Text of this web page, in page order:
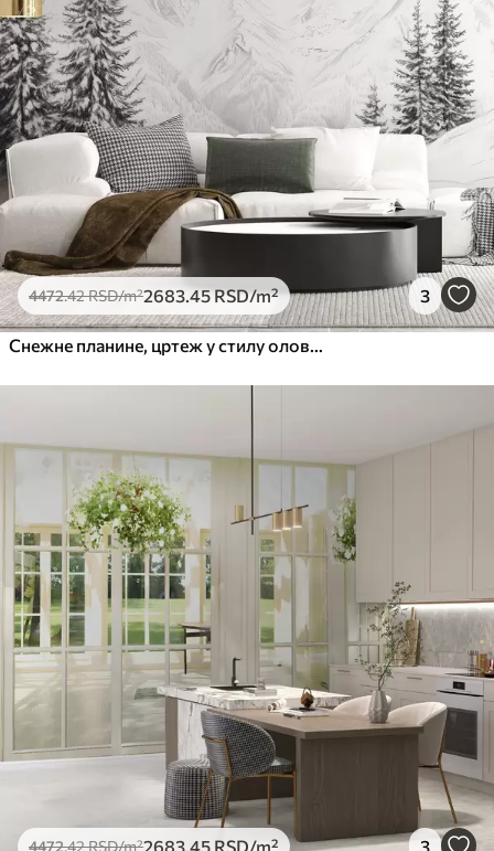
4472.42RSD/m²2683 .45RSD/m² 3
4472.42RSD/m²2683 .45 RSD/m² 3